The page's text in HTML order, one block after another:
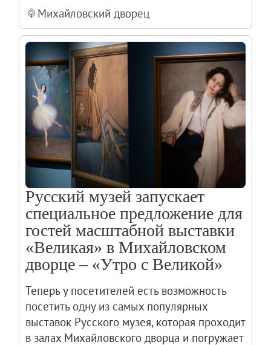
Михайловский дворец
Русский музей запускает
специальное предложение для
гостей масштабной выставки
«Великая» в Михайловском
дворце – «Утро с Великой»
Теперь у посетителей есть возможность
посетить одну из самых популярных
выставок Русского музея, которая проходит
в залах Михайловского дворца и погружает